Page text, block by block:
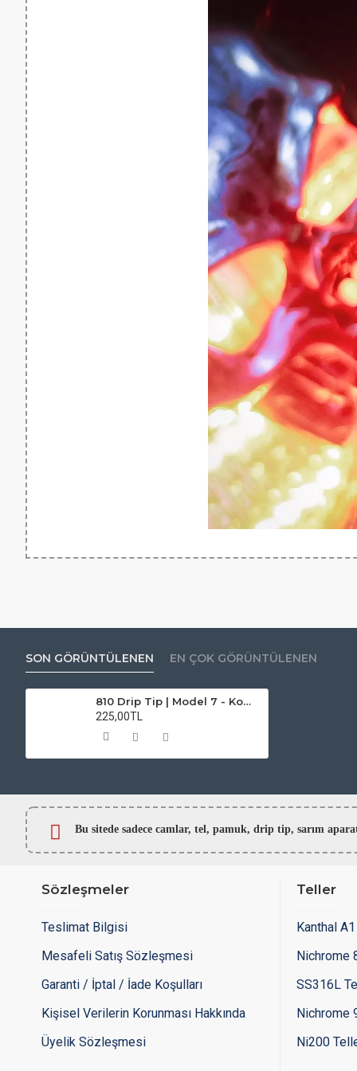
SON GÖRÜNTÜLENEN EN ÇOK GÖRÜNTÜLENEN
810 Drip Tip | Model 7 - Komodo Premium
225,00TL
Bu sitede sadece camlar, tel, pamuk, drip tip, sarım
Sözleşmeler
Teslimat Bilgisi
Mesafeli Satış Sözleşmesi
Garanti / İptal / İade Koşulları
Kişisel Verilerin Korunması Hakkında
Üyelik Sözleşmesi
Teller
Kanthal
Nichrome
SS316L
Nichrome
Ni200